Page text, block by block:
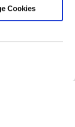
Cookies